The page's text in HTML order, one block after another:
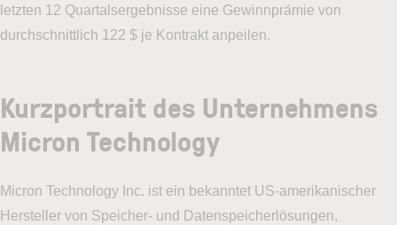
letzten 12 Quartalsergebnisse eine Gewinnprämie von
durchschnittlich 122 $ je Kontrakt anpeilen.
Kurzportrait des Unternehmens
Micron Technology
Micron Technology Inc. ist ein bekanntet US-amerikanischer
Hersteller von Speicher- und Datenspeicherlösungen,